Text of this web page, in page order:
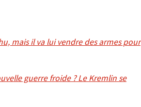
mais il va lui vendre des armes pour
guerre froide ? Le Kremlin se